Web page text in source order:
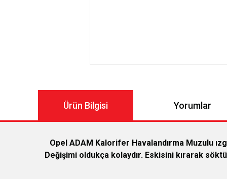
Ürün Bilgisi Yorumlar
Opel ADAM Kalorifer Havalandırma Muzulu
Değişimi oldukça kolaydır. Eskisini kırarak